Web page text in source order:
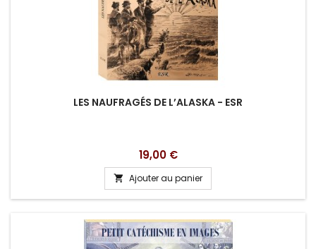
LES NAUFRAGÉS DE L’ALASKA - ESR
Prix
19,00 €
 Ajouter au panier